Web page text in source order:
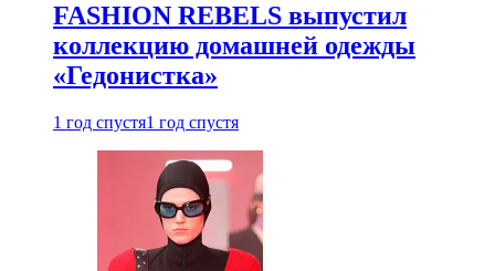
FASHION REBELS выпустил
коллекцию домашней одежды
«Гедонистка»
1 год спустя1 год спустя